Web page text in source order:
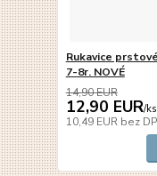
Rukavice
7-8r. NOVÉ
14,90 EUR
12,90 EUR/ks
10,49 EUR bez